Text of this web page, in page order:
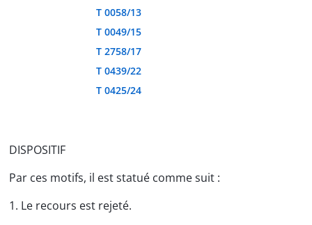
T 0058/13
T 0049/15
T 2758/17
T 0439/22
T 0425/24
DISPOSITIF
Par ces motifs, il est statué comme suit :
1. Le recours est rejeté.